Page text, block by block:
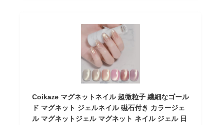
Coikaze マグネットネイル 超微粒子 繊細なゴール
ド マグネット ジェルネイル 磁石付き カラージェ
ル マグネットジェル マグネット ネイル ジェル 日